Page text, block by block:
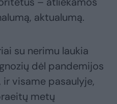
aktualumą.
su nerimu laukia
dėl pandemijos
visame pasaulyje,
metų